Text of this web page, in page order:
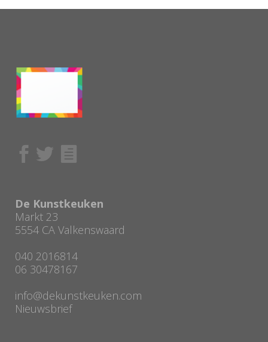
De Kunstkeuken
Markt 23
5554 CA Valkenswaard
040 2016814
06 30478167
info@dekunstkeuken.com
Nieuwsbrief